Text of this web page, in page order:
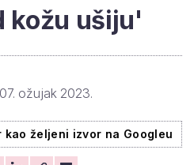
kožu ušiju'
07. ožujak 2023.
kao željeni izvor na Googleu